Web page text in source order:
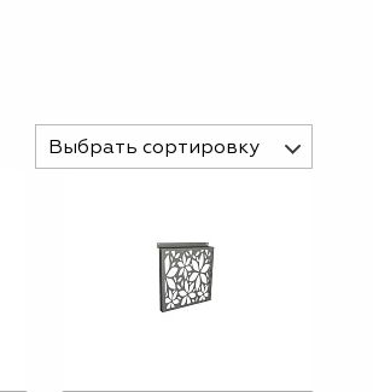
Выбрать сортировку